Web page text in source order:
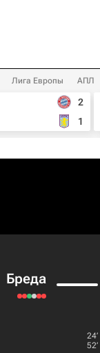
Лига Европы АПЛ
2
1
Бреда
24‎’‎
52‎’‎